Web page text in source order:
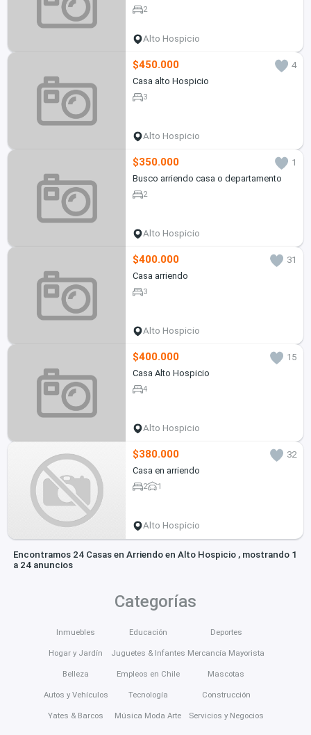
2
Alto Hospicio
$450.000
4
Casa alto Hospicio
3
Alto Hospicio
$350.000
1
Busco arriendo casa o departamento
2
Alto Hospicio
$400.000
31
Casa arriendo
3
Alto Hospicio
$400.000
15
Casa Alto Hospicio
4
Alto Hospicio
$380.000
32
Casa en arriendo
2 1
Alto Hospicio
Encontramos 24 Casas en Arriendo en Alto Hospicio , mostrando 1
a 24 anuncios
Categorías
Inmuebles
Hogar y Jardín
Belleza
Autos y Vehículos
Yates & Barcos
Educación
Juguetes & Infantes
Empleos en Chile
Tecnología
Música Moda Arte
Deportes
Mercancía Mayorista
Mascotas
Construcción
Servicios y Negocios